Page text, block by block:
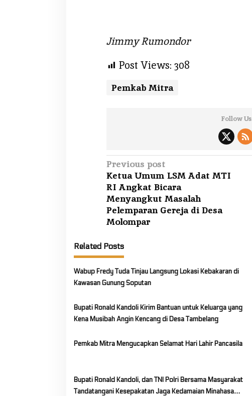
o
p
r
Jimmy Rumondor
Post Views: 308
Pemkab Mitra
Follow Us
P
o
s
t
n
v
i
g
t
i
n
Previous post
Ketua Umum LSM Adat MTI
RI Angkat Bicara
Menyangkut Masalah
Pelemparan Gereja di Desa
Molompar
Related Posts
Wabup Fredy Tuda Tinjau Langsung Lokasi Kebakaran di
Kawasan Gunung Soputan
Bupati Ronald Kandoli Kirim Bantuan untuk Keluarga yang
Pemkab Mitra Mengucapkan Selamat Hari Lahir Pancasila
Bupati Ronald Kandoli, dan TNI Polri Bersama Masyarakat
Tandatangani Kesepakatan Jaga Kedamaian Minahasa